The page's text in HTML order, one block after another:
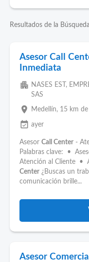
Resultados de la
Asesor Call
Inmediata
apartment NASES EST,
SAS
place Medellín, 15 km
event_available ayer
Asesor Call Center -
Palabras clave: •
Atención al Cliente •
Center ¿Buscas un
comunicación brille...
Asesor